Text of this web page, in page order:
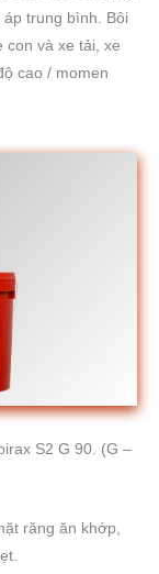
trung bình. Bôi
con và xe tải, xe
cao / momen
S2 G 90. (G –
răng ăn khớp,